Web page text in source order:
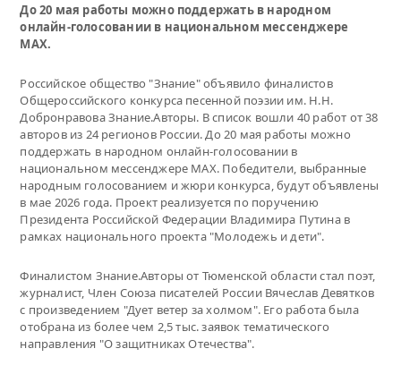
До 20 мая работы можно поддержать в народном
онлайн-голосовании в национальном мессенджере
MAX.
Российское общество "Знание" объявило финалистов
Общероссийского конкурса песенной поэзии им. Н.Н.
Добронравова Знание.Авторы. В список вошли 40 работ от 38
авторов из 24 регионов России. До 20 мая работы можно
поддержать в народном онлайн-голосовании в
национальном мессенджере MAX. Победители, выбранные
народным голосованием и жюри конкурса, будут объявлены
в мае 2026 года. Проект реализуется по поручению
Президента Российской Федерации Владимира Путина в
рамках национального проекта "Молодежь и дети".
Финалистом Знание.Авторы от Тюменской области стал поэт,
журналист, Член Союза писателей России Вячеслав Девятков
с произведением "Дует ветер за холмом". Его работа была
отобрана из более чем 2,5 тыс. заявок тематического
направления "О защитниках Отечества".